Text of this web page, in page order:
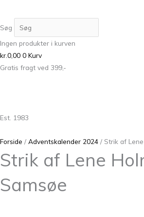
Søg
Ingen produkter i kurven
kr.0,00 0 Kurv
Gratis fragt ved 399,-
Est. 1983
Forside / Adventskalender 2024 / Strik af
Strik af Lene
Samsøe